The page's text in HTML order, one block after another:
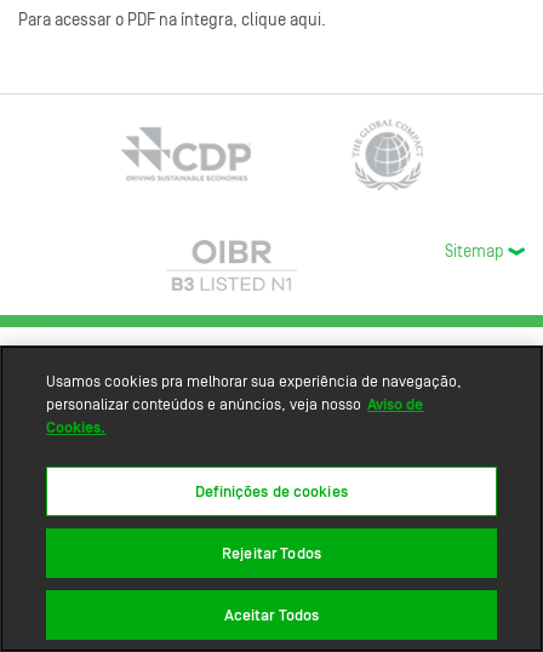
Para acessar o PDF na íntegra, clique aqui.
Sitemap
Usamos cookies pra melhorar sua experiência de navegação,
personalizar conteúdos e anúncios, veja nosso Aviso de
Cookies.
Definições de cookies
Rejeitar Todos
Aceitar Todos